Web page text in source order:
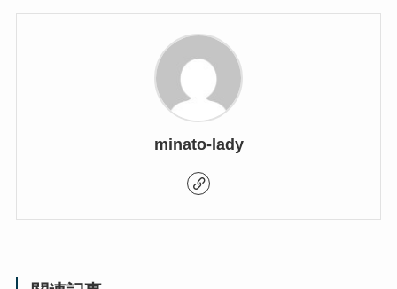
minato-lady